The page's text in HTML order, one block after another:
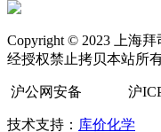
Copyright © 2023 上海
经授权禁止拷贝本站所
沪公网安备 沪
技术支持： 库价化学